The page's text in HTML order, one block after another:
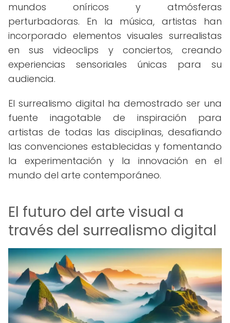
mundos oníricos y atmósferas
perturbadoras. En la música, artistas han
incorporado elementos visuales surrealistas
en sus videoclips y conciertos, creando
experiencias sensoriales únicas para su
audiencia.
El surrealismo digital ha demostrado ser una
fuente inagotable de inspiración para
artistas de todas las disciplinas, desafiando
las convenciones establecidas y fomentando
la experimentación y la innovación en el
mundo del arte contemporáneo.
El futuro del arte visual a
través del surrealismo digital